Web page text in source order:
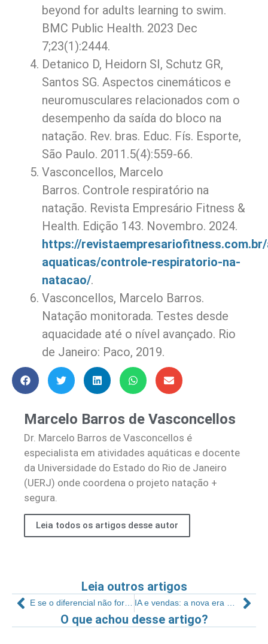
beyond for adults learning to swim.
BMC Public Health. 2023 Dec
7;23(1):2444.
Detanico D, Heidorn SI, Schutz GR,
Santos SG. Aspectos cinemáticos e
neuromusculares relacionados com o
desempenho da saída do bloco na
natação. Rev. bras. Educ. Fís. Esporte,
São Paulo. 2011.5(4):559-66.
Vasconcellos, Marcelo
Barros. Controle respiratório na
natação. Revista Empresário Fitness &
Health. Edição 143. Novembro. 2024.
https://
aquaticas/controle-respiratorio-na-
natacao/.
Vasconcellos, Marcelo Barros.
Natação monitorada. Testes desde
aquacidade até o nível avançado. Rio
de Janeiro: Paco, 2019.
Marcelo Barros de Vasconcellos
Dr. Marcelo Barros de Vasconcellos é
especialista em atividades aquáticas e docente
da Universidade do Estado do Rio de Janeiro
(UERJ) onde coordena o projeto natação +
segura.
Leia todos os artigos desse autor
Leia outros artigos
O que achou desse artigo?